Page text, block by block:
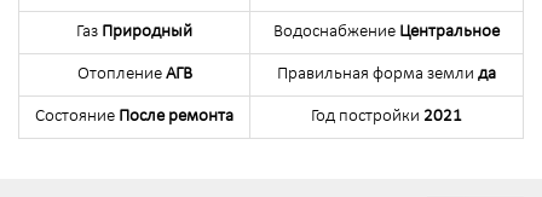
Газ Природный Водоснабжение Центральное
Отопление АГВ Правильная форма земли да
Состояние После ремонта Год постройки 2021